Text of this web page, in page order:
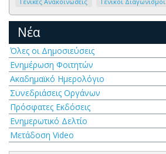
Νέα
Όλες οι Δημοσιεύσεις
Ενημέρωση Φοιτητών
Ακαδημαϊκό Ημερολόγιο
Συνεδριάσεις Οργάνων
Πρόσφατες Εκδόσεις
Ενημερωτικό Δελτίο
Μετάδοση Video